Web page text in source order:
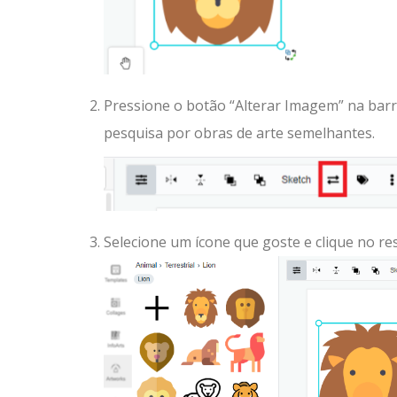
Pressione o botão “Alterar Imagem” na
pesquisa por obras de arte semelhantes.
Selecione um ícone que goste e clique no